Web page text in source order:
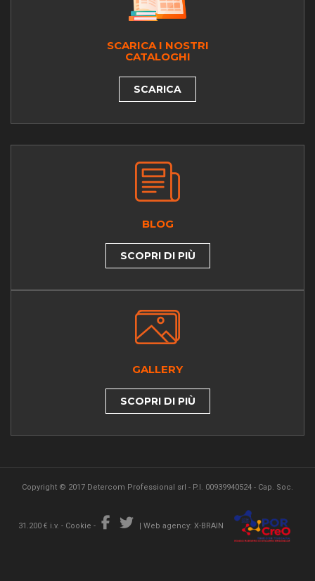
SCARICA I NOSTRI
CATALOGHI
SCARICA
BLOG
SCOPRI DI PIÙ
GALLERY
SCOPRI DI PIÙ
Copyright © 2017 Detercom Professional srl - P.I. 00939940524 - Cap. Soc.
31.200 € i.v. - Cookie - | Web agency: X-BRAIN